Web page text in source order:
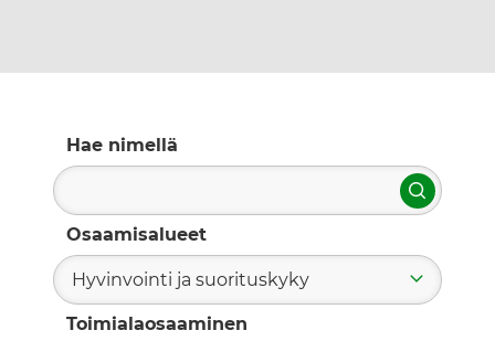
Hae nimellä
Hae
Osaamisalueet
Hyvinvointi ja suorituskyky
Toimialaosaaminen